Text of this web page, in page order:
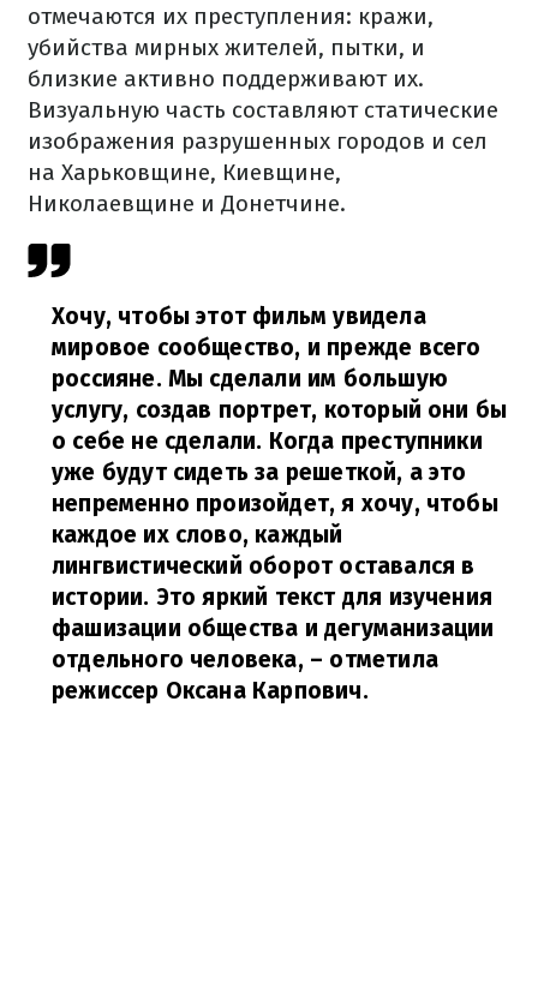
отмечаются их преступления: кражи,
убийства мирных жителей, пытки, и
близкие активно поддерживают их.
Визуальную часть составляют статические
изображения разрушенных городов и сел
на Харьковщине, Киевщине,
Николаевщине и Донетчине.
Хочу, чтобы этот фильм увидела
мировое сообщество, и прежде всего
россияне. Мы сделали им большую
услугу, создав портрет, который они бы
о себе не сделали. Когда преступники
уже будут сидеть за решеткой, а это
непременно произойдет, я хочу, чтобы
каждое их слово, каждый
лингвистический оборот оставался в
истории. Это яркий текст для изучения
фашизации общества и дегуманизации
отдельного человека, – отметила
режиссер Оксана Карпович.